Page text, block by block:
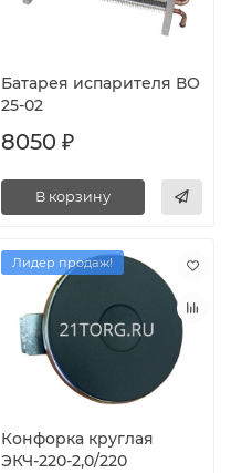
Батарея испарителя ВО
25-02
8050 ₽
В корзину
Лидер продаж!
Конфорка круглая
ЭКЧ-220-2,0/220